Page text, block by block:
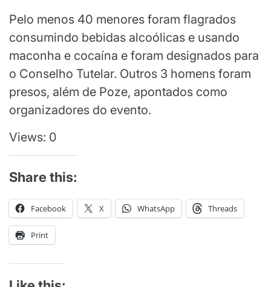
Pelo menos 40 menores foram flagrados
consumindo bebidas alcoólicas e usando
maconha e cocaína e foram designados para
o Conselho Tutelar. Outros 3 homens foram
presos, além de Poze, apontados como
organizadores do evento.
Views: 0
Share this:
Facebook X WhatsApp Threads
Print